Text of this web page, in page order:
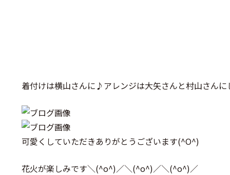
着付けは横山さんに♪アレンジは大矢さんと村山さん
可愛くしていただきありがとうございます(^O^)
花火が楽しみです＼(^o^)／＼(^o^)／＼(^o^)／